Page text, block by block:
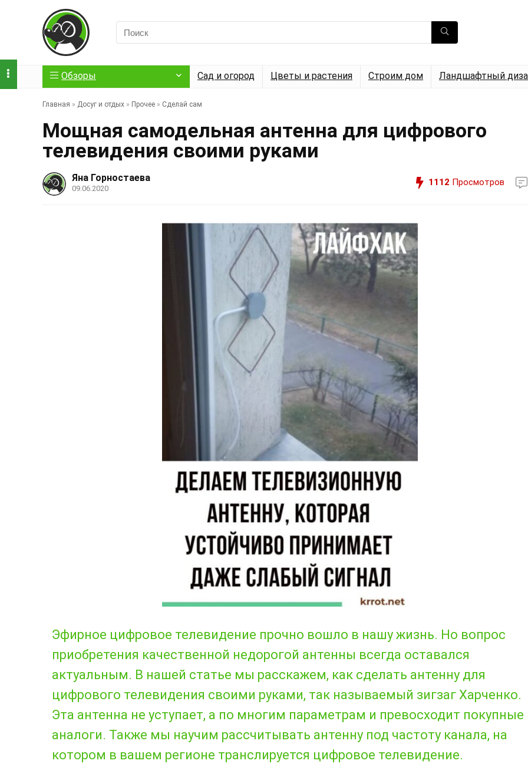
Обзоры Сад и огород Цветы и растения Строим дом Ландшафтный
Главная » Досуг и отдых » Прочее » Сделай сам
Мощная самодельная антенна для цифрового
телевидения своими руками
Яна Горностаева
09.06.2020
1112 Просмотров
Эфирное цифровое телевидение прочно вошло в нашу жизнь. Но вопрос
приобретения качественной недорогой антенны всегда оставался
актуальным. В нашей статье мы расскажем, как сделать антенну для
цифрового телевидения своими руками, так называемый зигзаг Харченко.
Эта антенна не уступает, а по многим параметрам и превосходит покупные
аналоги. Также мы научим рассчитывать антенну под частоту канала, на
котором в вашем регионе транслируется цифровое телевидение.